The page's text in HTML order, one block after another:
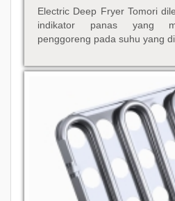
Electric Deep Fryer Tomori
indikator panas yang
penggoreng pada suhu yang